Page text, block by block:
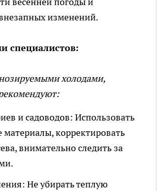
изменений.
специалистов:
холодами,
и садоводов: Использовать
корректировать
внимательно следить за
Не убирать теплую